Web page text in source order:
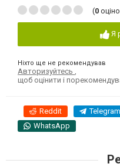
(0
Я
Ніхто ще не рекомендував
Авторизуйтесь
щоб оцінити і
Reddit Telegram
WhatsApp